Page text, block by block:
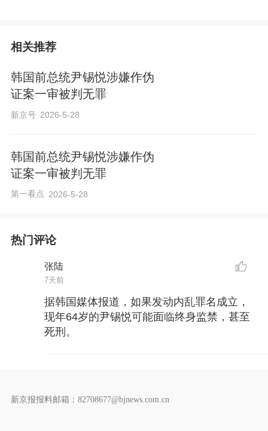
相关推荐
韩国前总统尹锡悦涉嫌作伪
证案一审被判无罪
新京号 2026-5-28
韩国前总统尹锡悦涉嫌作伪
证案一审被判无罪
第一看点 2026-5-28
热门评论
张陆
7天前
据韩国媒体报道，如果发动内乱罪名成立，
现年64岁的尹锡悦可能面临终身监禁，甚至
死刑。
新京报报料邮箱：82708677@bjnews.com.cn